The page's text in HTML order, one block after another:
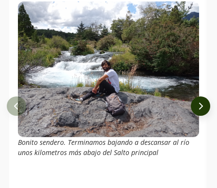
Bonito sendero. Terminamos bajando a descansar al río
unos kilometros más abajo del Salto principal